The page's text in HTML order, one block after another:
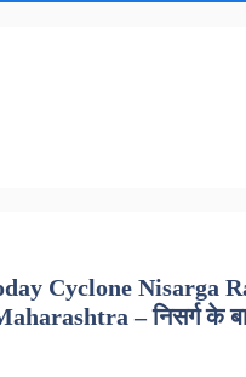
Cyclone Nisarga
– निसर्ग के